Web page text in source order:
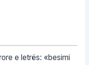
e letrës: «besimi